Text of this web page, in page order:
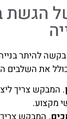
להיתר
את השלבים
. המבקש צריך
מקצוע.